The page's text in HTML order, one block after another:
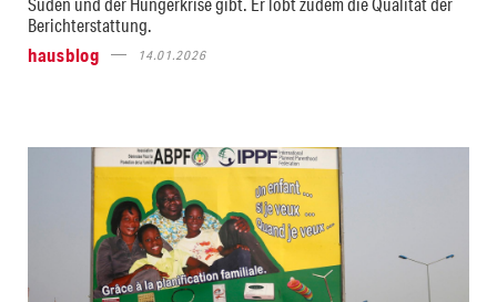
Berichterstattung.
hausblog
14.01.2026